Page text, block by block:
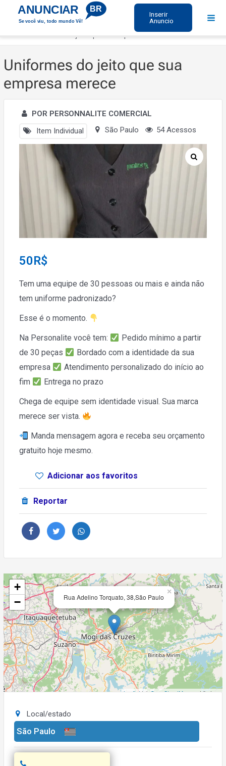
ANUNCIAR BR
Se você viu, todo mundo Vê!
Inserir
Anuncio
Uniformes do jeito que sua
empresa merece
POR PERSONNALITE COMERCIAL
Item Individual
São Paulo 54 Acessos
50R$
Tem uma equipe de 30 pessoas ou mais e ainda não
tem uniforme padronizado?
Esse é o momento.
Na Personalite você tem:
Pedido mínimo a partir
de 30 peças
Bordado com a identidade da sua
empresa
Atendimento personalizado do início ao
fim
Entrega no prazo
Chega de equipe sem identidade visual. Sua marca
merece ser vista.
Manda mensagem agora e receba seu orçamento
gratuito hoje mesmo.
Adicionar aos favoritos
Reportar
Rua Adelino Torquato, 38,São Paulo
×
+
−
Leaflet| ©OpenStreetMapcontributors
Local/estado
São Paulo